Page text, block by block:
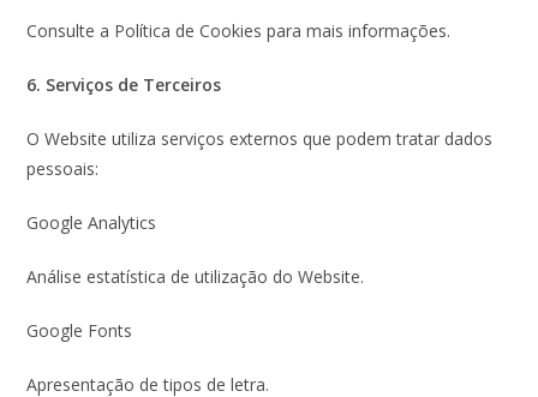
Consulte a Política de Cookies para mais informações.
6. Serviços de Terceiros
O Website utiliza serviços externos que podem tratar dados
pessoais:
Google Analytics
Análise estatística de utilização do Website.
Google Fonts
Apresentação de tipos de letra.